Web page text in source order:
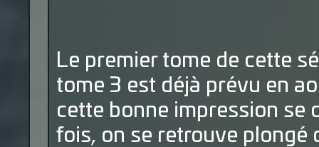
Le premier tome de cette
tome 3 est déjà prévu en
cette bonne impression se
fois, on se retrouve plongé